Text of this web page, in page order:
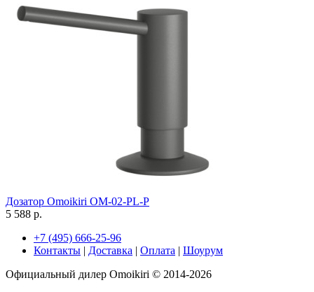
Дозатор Omoikiri OM-02-PL-P
5 588 р.
+7 (495) 666-25-96
Контакты | Доставка | Оплата | Шоурум
Официальный дилер Omoikiri © 2014-2026